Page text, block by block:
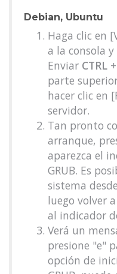
Debian, Ubuntu
Haga clic en
a la consola
Enviar CTRL +
parte
hacer clic en
servidor.
Tan pronto
arranque,
aparezca el
GRUB. Es
sistema
luego volver
al indicador
Verá un
presione "e"
opción de